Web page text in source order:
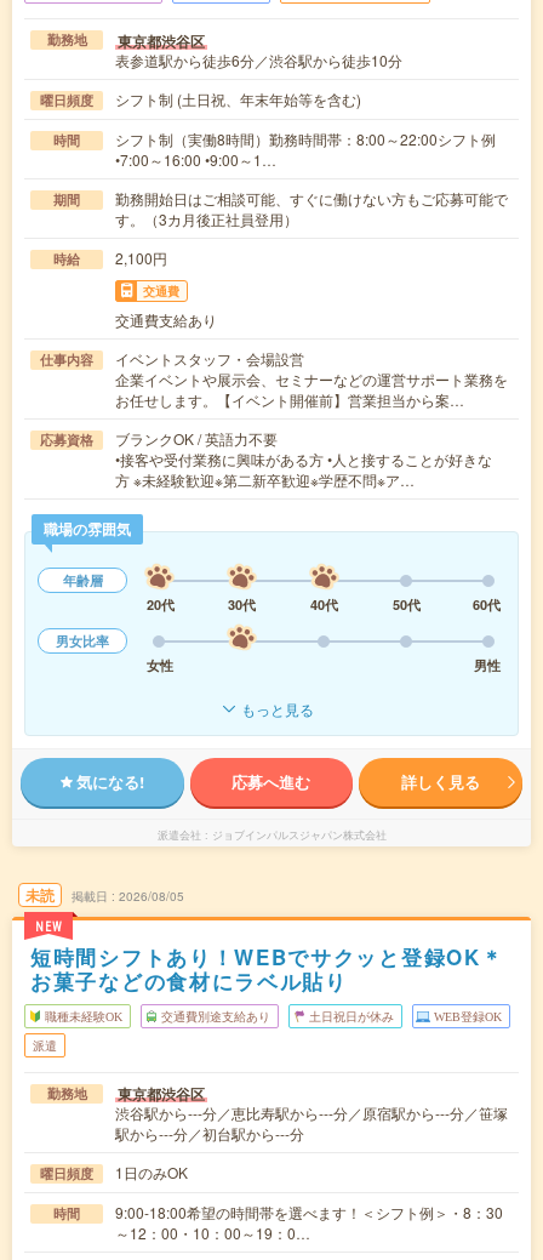
勤務地 東京都渋谷区
表参道駅から徒歩6分／渋谷駅から徒歩10分
曜日頻度 シフト制 (土日祝、年末年始等を含む)
時間
シフト制（実働8時間）勤務時間帯：8:00～22:00シフト例
•7:00～16:00 •9:00～1…
期間
勤務開始日はご相談可能、すぐに働けない方もご応募可能で
す。（3カ月後正社員登用）
時給 2,100円
交通費
交通費支給あり
仕事内容
イベントスタッフ・会場設営
企業イベントや展示会、セミナーなどの運営サポート業務を
お任せします。【イベント開催前】営業担当から案…
応募資格
ブランクOK / 英語力不要
•接客や受付業務に興味がある方 •人と接することが好きな
方 ※未経験歓迎※第二新卒歓迎※学歴不問※ア…
職場の雰囲気
年齢層
20代
30代 40代 50代
60代
男女比率
女性
男性
もっと見る
気になる! 応募へ進む 詳しく見る
派遣会社 ジョブインパルスジャパン株式会社
未読
NEW
掲載日 2026/08/05
短時間シフトあり！WEBでサクッと登録OK＊
お菓子などの食材にラベル貼り
職種未経験OK 交通費別途支給あり 土日祝日が休み WEB登録OK
派遣
勤務地 東京都渋谷区
渋谷駅から---分／恵比寿駅から---分／原宿駅から---分／笹塚
駅から---分／初台駅から---分
曜日頻度 1日のみOK
時間
9:00-18:00希望の時間帯を選べます！＜シフト例＞・8：30
～12：00・10：00～19：0…